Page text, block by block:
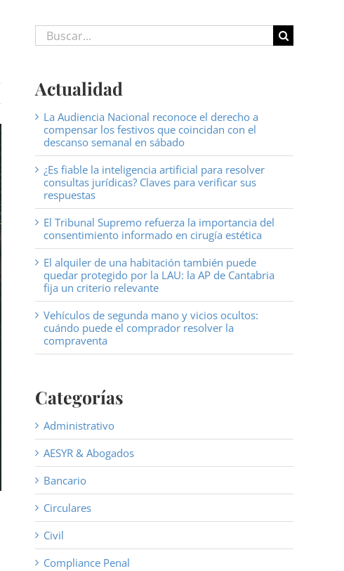
Buscar:
Actualidad
La Audiencia Nacional reconoce el derecho a
compensar los festivos que coincidan con el
descanso semanal en sábado
¿Es fiable la inteligencia artificial para resolver
consultas jurídicas? Claves para verificar sus
respuestas
El Tribunal Supremo refuerza la importancia del
consentimiento informado en cirugía estética
El alquiler de una habitación también puede
quedar protegido por la LAU: la AP de Cantabria
fija un criterio relevante
Vehículos de segunda mano y vicios ocultos:
cuándo puede el comprador resolver la
compraventa
Categorías
Administrativo
AESYR & Abogados
Bancario
Circulares
Civil
Compliance Penal